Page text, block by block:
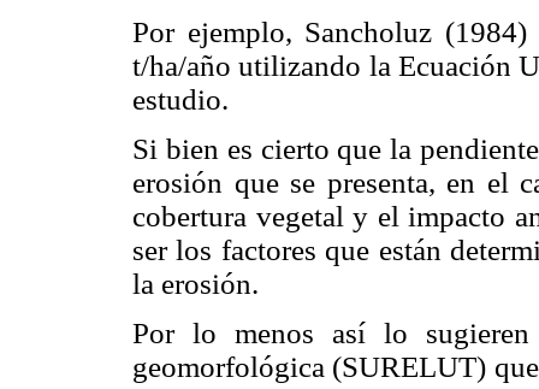
Por ejemplo, Sancholuz
t/ha/año utilizando la Ecuación
estudio.
Si bien es cierto que la
erosión que se presenta, en el
cobertura vegetal y el impacto
ser los factores que están
la erosión.
Por lo menos así lo
geomorfológica (SURELUT)